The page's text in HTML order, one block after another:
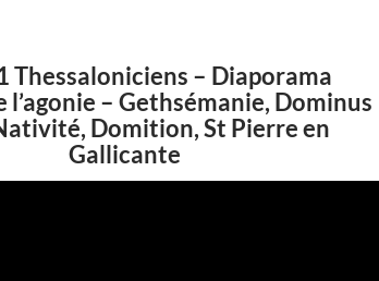
Thessaloniciens – Diaporama
l’agonie – Gethsémanie, Dominus
Domition, St Pierre en
Gallicante